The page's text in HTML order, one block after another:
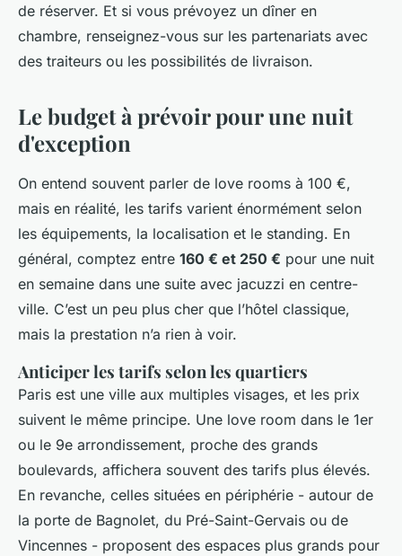
de réserver. Et si vous prévoyez un dîner en
chambre, renseignez-vous sur les partenariats avec
des traiteurs ou les possibilités de livraison.
Le budget à prévoir pour une nuit
d'exception
On entend souvent parler de love rooms à 100 €,
mais en réalité, les tarifs varient énormément selon
les équipements, la localisation et le standing. En
général, comptez entre 160 € et 250 € pour une nuit
en semaine dans une suite avec jacuzzi en centre-
ville. C’est un peu plus cher que l’hôtel classique,
mais la prestation n’a rien à voir.
Anticiper les tarifs selon les quartiers
Paris est une ville aux multiples visages, et les prix
suivent le même principe. Une love room dans le 1er
ou le 9e arrondissement, proche des grands
boulevards, affichera souvent des tarifs plus élevés.
En revanche, celles situées en périphérie - autour de
la porte de Bagnolet, du Pré-Saint-Gervais ou de
Vincennes - proposent des espaces plus grands pour